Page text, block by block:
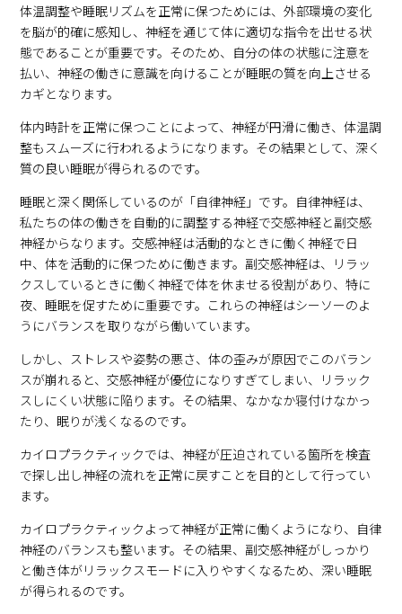
体温調整や睡眠リズムを正常に保つためには、外部環境の変化
を脳が的確に感知し、神経を通じて体に適切な指令を出せる状
態であることが重要です。そのため、自分の体の状態に注意を
払い、神経の働きに意識を向けることが睡眠の質を向上させる
カギとなります。
体内時計を正常に保つことによって、神経が円滑に働き、体温調
整もスムーズに行われるようになります。その結果として、深く
質の良い睡眠が得られるのです。
睡眠と深く関係しているのが「自律神経」です。自律神経は、
私たちの体の働きを自動的に調整する神経で交感神経と副交感
神経からなります。交感神経は活動的なときに働く神経で日
中、体を活動的に保つために働きます。副交感神経は、リラッ
クスしているときに働く神経で体を休ませる役割があり、特に
夜、睡眠を促すために重要です。これらの神経はシーソーのよ
うにバランスを取りながら働いています。
しかし、ストレスや姿勢の悪さ、体の歪みが原因でこのバラン
スが崩れると、交感神経が優位になりすぎてしまい、リラック
スしにくい状態に陥ります。その結果、なかなか寝付けなかっ
たり、眠りが浅くなるのです。
カイロプラクティックでは、神経が圧迫されている箇所を検査
で探し出し神経の流れを正常に戻すことを目的として行ってい
ます。
カイロプラクティックよって神経が正常に働くようになり、自律
神経のバランスも整います。その結果、副交感神経がしっかり
と働き体がリラックスモードに入りやすくなるため、深い睡眠
が得られるのです。